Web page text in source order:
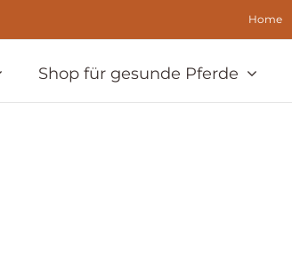
Home
Shop für gesunde Pferde